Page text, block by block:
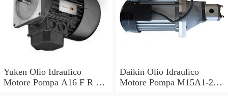
Yuken Olio Idraulico
Motore Pompa A16 F R 01
Daikin Olio Idraulico
Motore Pompa M15A1-2-